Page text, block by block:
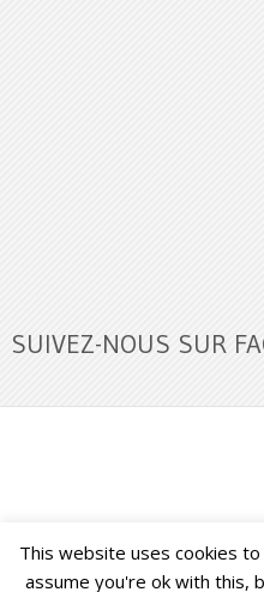
SUIVEZ-NOUS SUR
Buzz Ultra Copyright © 2026.
This website uses cookies
assume you're ok with this,